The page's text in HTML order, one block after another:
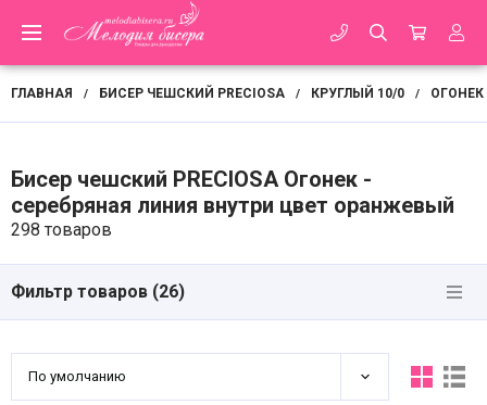
ГЛАВНАЯ / БИСЕР ЧЕШСКИЙ PRECIOSA / КРУГЛЫЙ 10/0 /
Бисер чешский PRECIOSA Огонек -
серебряная линия внутри цвет оранжевый
298 товаров
Фильтр товаров (26)
По умолчанию